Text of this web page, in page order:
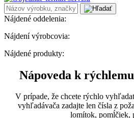
Nájdené oddelenia:
Nájdení výrobcovia:
Nájdené produkty:
Nápoveda k
V prípade, že chcete rýchlo
vyhľadávača zadajte len čísla z
lomítok, pomĺčiek,